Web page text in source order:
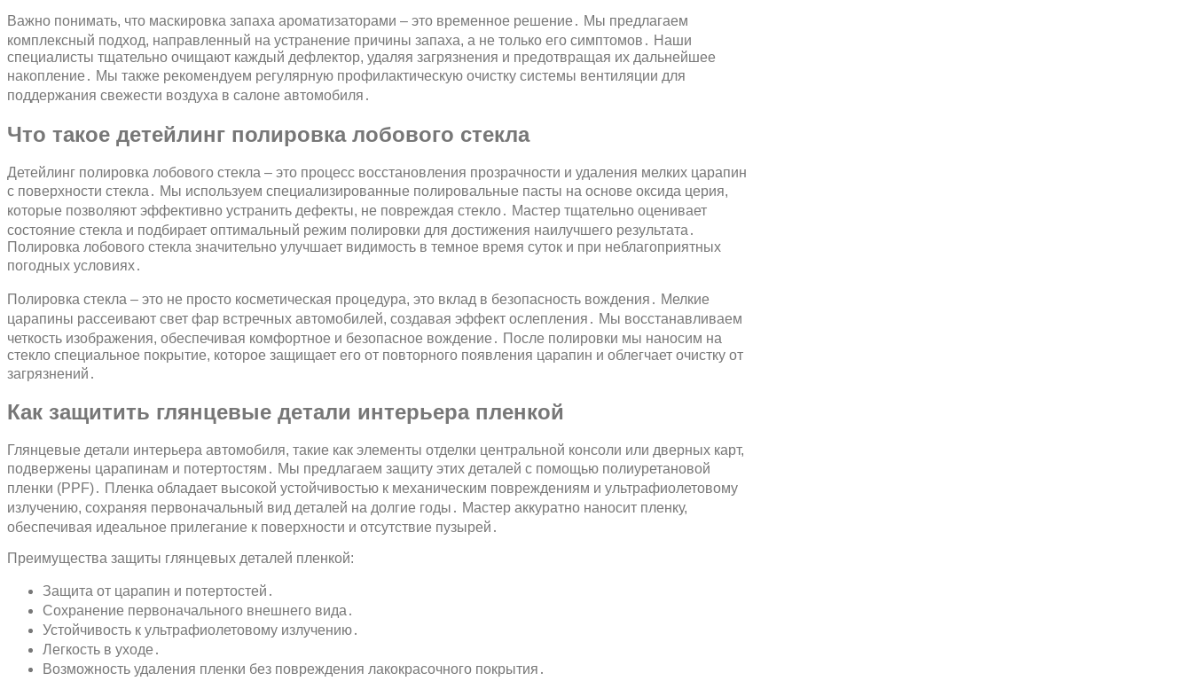
Важно понимать, что маскировка запаха ароматизаторами – это временное решение․ Мы предлагаем
комплексный подход, направленный на устранение причины запаха, а не только его симптомов․ Наши
специалисты тщательно очищают каждый дефлектор, удаляя загрязнения и предотвращая их дальнейшее
накопление․ Мы также рекомендуем регулярную профилактическую очистку системы вентиляции для
поддержания свежести воздуха в салоне автомобиля․
Что такое детейлинг полировка лобового стекла
Детейлинг полировка лобового стекла – это процесс восстановления прозрачности и удаления мелких царапин
с поверхности стекла․ Мы используем специализированные полировальные пасты на основе оксида церия,
которые позволяют эффективно устранить дефекты, не повреждая стекло․ Мастер тщательно оценивает
состояние стекла и подбирает оптимальный режим полировки для достижения наилучшего результата․
Полировка лобового стекла значительно улучшает видимость в темное время суток и при неблагоприятных
погодных условиях․
Полировка стекла – это не просто косметическая процедура, это вклад в безопасность вождения․ Мелкие
царапины рассеивают свет фар встречных автомобилей, создавая эффект ослепления․ Мы восстанавливаем
четкость изображения, обеспечивая комфортное и безопасное вождение․ После полировки мы наносим на
стекло специальное покрытие, которое защищает его от повторного появления царапин и облегчает очистку от
загрязнений․
Как защитить глянцевые детали интерьера пленкой
Глянцевые детали интерьера автомобиля, такие как элементы отделки центральной консоли или дверных карт,
подвержены царапинам и потертостям․ Мы предлагаем защиту этих деталей с помощью полиуретановой
пленки (PPF)․ Пленка обладает высокой устойчивостью к механическим повреждениям и ультрафиолетовому
излучению, сохраняя первоначальный вид деталей на долгие годы․ Мастер аккуратно наносит пленку,
обеспечивая идеальное прилегание к поверхности и отсутствие пузырей․
Преимущества защиты глянцевых деталей пленкой:
Защита от царапин и потертостей․
Сохранение первоначального внешнего вида․
Устойчивость к ультрафиолетовому излучению․
Легкость в уходе․
Возможность удаления пленки без повреждения лакокрасочного покрытия․